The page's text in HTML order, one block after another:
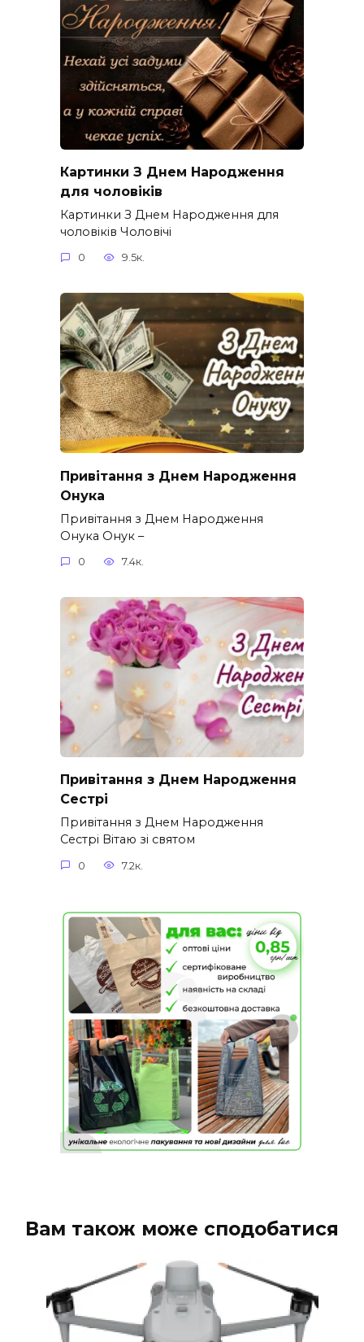
Картинки З Днем Народження
для чоловіків​
Картинки З Днем Народження для
чоловіків​ Чоловічі
0 9.5к.
Привітання з Днем Народження
Онука
Привітання з Днем Народження
Онука Онук –
0 7.4к.
Привітання з Днем Народження
Сестрі
Привітання з Днем Народження
Сестрі Вітаю зі святом
0 7.2к.
Вам також може сподобатися